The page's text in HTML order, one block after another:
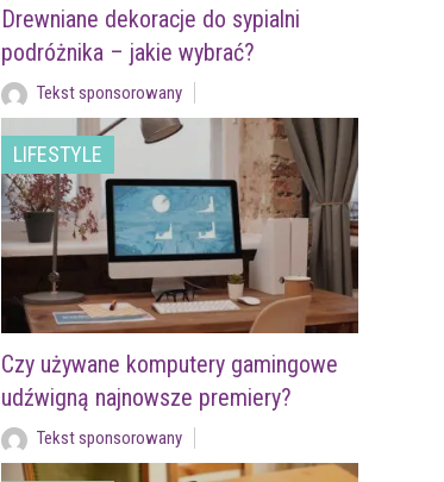
Drewniane dekoracje do sypialni
podróżnika – jakie wybrać?
Tekst sponsorowany
LIFESTYLE
Czy używane komputery gamingowe
udźwigną najnowsze premiery?
Tekst sponsorowany